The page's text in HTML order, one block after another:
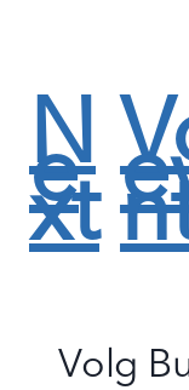
N
e
xt
Volg